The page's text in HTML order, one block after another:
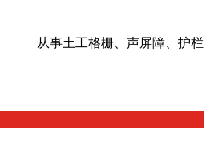
从事土工格栅、声屏障、护栏